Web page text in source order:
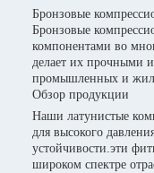
Бронзовые
Бронзовые
компонентами во
делает их прочными
промышленных и
Обзор продукции
Наши латунистые
для высокого
устойчивости.эти
широком спектре